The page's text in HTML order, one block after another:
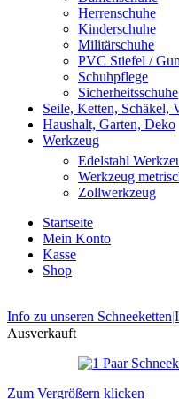
Herrenschuhe
Kinderschuhe
Militärschuhe
PVC Stiefel /
Schuhpflege
Sicherheitsschuhe
Seile, Ketten, Schäkel,
Haushalt, Garten, Deko
Werkzeug
Edelstahl
Werkzeug
Zollwerkzeug
Startseite
Mein Konto
Kasse
Shop
Info zu unseren Schneeketten|
Ausverkauft
Zum Vergrößern klicken